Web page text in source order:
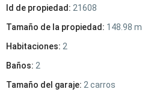
Id de propiedad: 21608
Tamaño de la propiedad: 148.98 m
Habitaciones: 2
Baños: 2
Tamaño del garaje: 2 carros